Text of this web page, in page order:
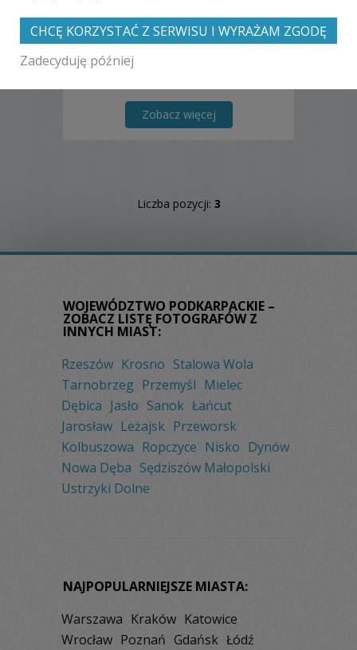
Waszym życiu. Natomiast Ja wiele lat
zajmuję się fotografią reportażową i
portretową. Uchwycę wszystkie Wasze
emocje, chwile pełne wzruszeń i
Zobacz więcej
Liczba pozycji: 3
WOJEWÓDZTWO PODKARPACKIE –
ZOBACZ LISTĘ FOTOGRAFÓW Z
INNYCH MIAST:
Rzeszów Krosno Stalowa Wola
Tarnobrzeg Przemyśl Mielec
Dębica Jasło Sanok Łańcut
Jarosław Leżajsk Przeworsk
Kolbuszowa Ropczyce Nisko Dynów
Nowa Dęba Sędziszów Małopolski
Ustrzyki Dolne
NAJPOPULARNIEJSZE MIASTA:
Warszawa Kraków Katowice
Wrocław Poznań Gdańsk Łódź
CHCĘ KORZYSTAĆ Z SERWISU I WYRAŻAM ZGODĘ
Zadecyduję później